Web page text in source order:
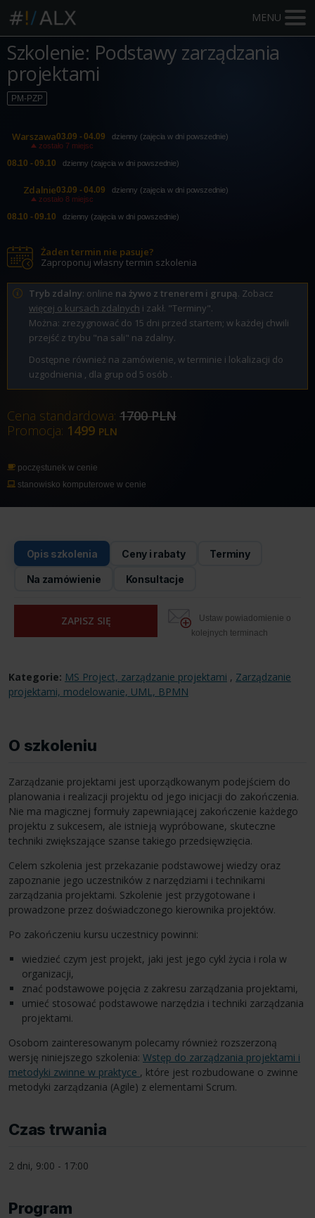
MENU
Szkolenie: Podstawy zarządzania
projektami
PM-PZP
Warszawa03.09 - 04.09
dzienny (zajęcia w dni powszednie)
zostało 7 miejsc
08.10 - 09.10 dzienny (zajęcia w dni powszednie)
Zdalnie03.09 - 04.09
dzienny (zajęcia w dni powszednie)
zostało 8 miejsc
08.10 - 09.10 dzienny (zajęcia w dni powszednie)
Żaden termin nie pasuje?
Zaproponuj własny termin szkolenia
Tryb zdalny: online na żywo z trenerem i grupą. Zobacz
więcej o kursach zdalnych i zakł. "Terminy".
Można: zrezygnować do 15 dni przed startem; w każdej chwili
przejść z trybu "na sali" na zdalny.
Dostępne również na zamówienie, w terminie i lokalizacji do
uzgodnienia , dla grup od 5 osób .
Cena standardowa: 1700 PLN
Promocja: 1499 PLN
poczęstunek w cenie
stanowisko komputerowe w cenie
Opis szkolenia Ceny i rabaty Terminy
Na zamówienie Konsultacje
ZAPISZ SIĘ
Ustaw powiadomienie o
kolejnych terminach
Kategorie: MS Project, zarządzanie projektami , Zarządzanie
projektami, modelowanie, UML, BPMN
O szkoleniu
Zarządzanie projektami jest uporządkowanym podejściem do
planowania i realizacji projektu od jego inicjacji do zakończenia.
Nie ma magicznej formuły zapewniającej zakończenie każdego
projektu z sukcesem, ale istnieją wypróbowane, skuteczne
techniki zwiększające szanse takiego przedsięwzięcia.
Celem szkolenia jest przekazanie podstawowej wiedzy oraz
zapoznanie jego uczestników z narzędziami i technikami
zarządzania projektami. Szkolenie jest przygotowane i
prowadzone przez doświadczonego kierownika projektów.
Po zakończeniu kursu uczestnicy powinni:
wiedzieć czym jest projekt, jaki jest jego cykl życia i rola w
organizacji,
znać podstawowe pojęcia z zakresu zarządzania projektami,
umieć stosować podstawowe narzędzia i techniki zarządzania
projektami.
Osobom zainteresowanym polecamy również rozszerzoną
wersję niniejszego szkolenia: Wstęp do zarządzania projektami i
metodyki zwinne w praktyce , które jest rozbudowane o zwinne
metodyki zarządzania (Agile) z elementami Scrum.
Czas trwania
2 dni, 9:00 - 17:00
Program